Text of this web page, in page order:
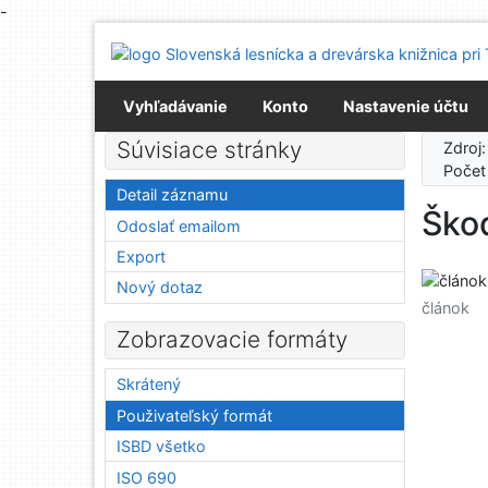
-
Prejsť na menu
Prehlásenie o webovej prístupnosti
Vyhľadávanie
Konto Nastavenie účtu
článok
Súvisiace stránky
Detail záznamu
Odoslať emailom
Export
Nový dotaz
Zobrazovacie formáty
Skrátený
Použivateľský formát
ISBD všetko
ISO 690